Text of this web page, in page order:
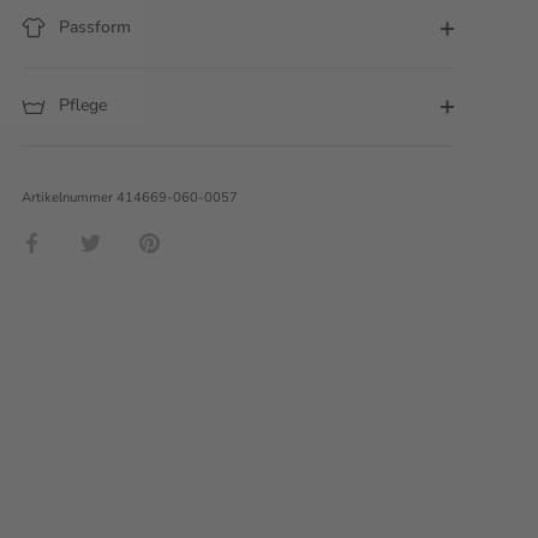
Passform
Pflege
Artikelnummer 414669-060-0057
Teilen TwitternPinnen